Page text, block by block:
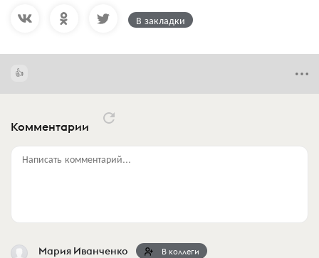
В закладки
Комментарии
Написать комментарий...
Мария Иванченко В коллеги